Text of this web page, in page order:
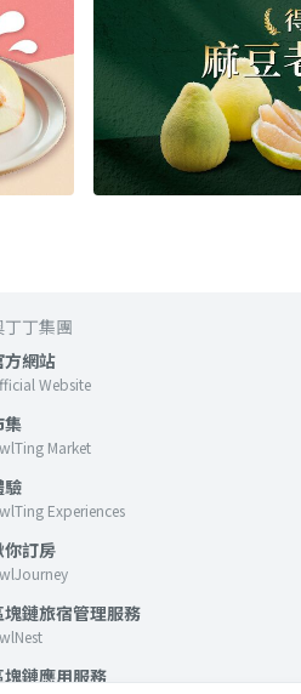
丁丁集團
方網站
Website
集
Market
驗
Experiences
你訂房
塊鏈旅宿管理服務
塊鏈應用服務